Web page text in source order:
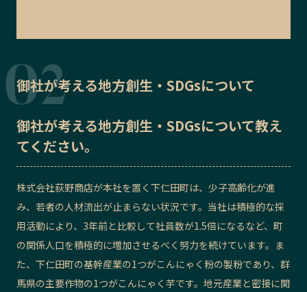
御社が考える地方創生・SDGsについて
御社が考える地方創生・SDGsについて教え
てください。
株式会社荻野商店が本社を置く下仁田町は、少子高齢化が進
み、若者の人材流出が止まらない状況です。当社は積極的な採
用活動により、3年前と比較して社員数が1.5倍になるなど、町
の関係人口を積極的に増加させるべく努力を続けています。ま
た、下仁田町の基幹産業の1つがこんにゃく粉の製粉であり、群
馬県の主要作物の1つがこんにゃく芋です。地元産業と密接に関